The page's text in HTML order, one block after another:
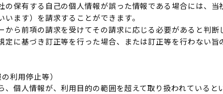
の保有する自己の個人情報が誤った情報である場合には、
います）を請求することができます。
から前項の請求を受けてその請求に応じる必要があると判
定に基づき訂正等を行った場合、または訂正等を行わない
利用停止等）
、個人情報が、利用目的の範囲を超えて取り扱われている